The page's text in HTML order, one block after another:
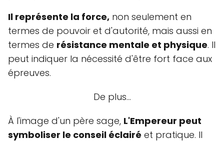
Il représente la force, non seulement en
termes de pouvoir et d'autorité, mais aussi en
termes de résistance mentale et physique. Il
peut indiquer la nécessité d'être fort face aux
épreuves.
De plus...
À l'image d'un père sage, L'Empereur peut
symboliser le conseil éclairé et pratique. Il